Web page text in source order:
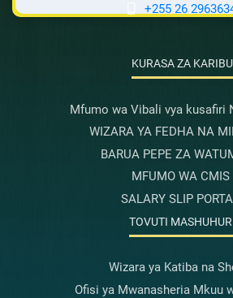
+255 26
KURASA ZA KARIBU
Mfumo wa Vibali vya kusafiri
WIZARA YA FEDHA NA
BARUA PEPE ZA
MFUMO WA CMIS
SALARY SLIP
TOVUTI
Wizara ya Katiba na
Ofisi ya Mwanasheria Mkuu